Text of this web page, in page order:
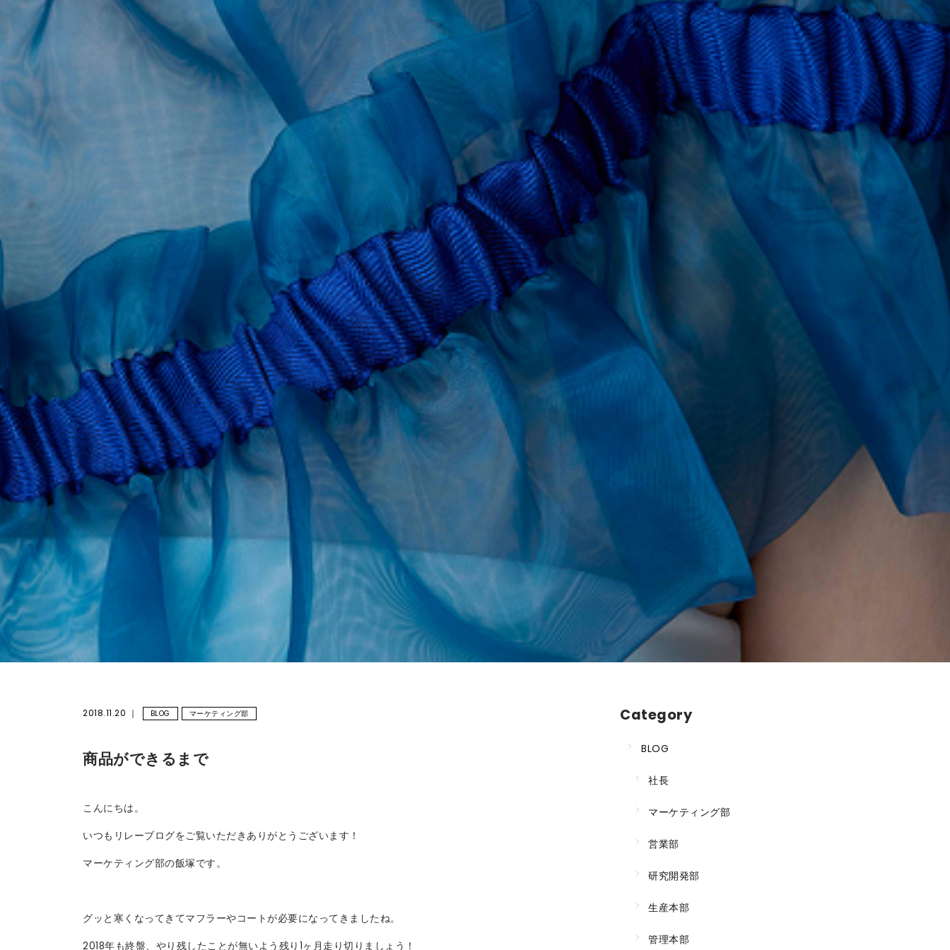
2018.11.20 BLOG マーケティング部
商品ができるまで
こんにちは。
いつもリレーブログをご覧いただきありがとうございます！
マーケティング部の飯塚です。
グッと寒くなってきてマフラーやコートが必要になってきましたね。
2018年も終盤、やり残したことが無いよう残り1ヶ月走り切りましょう！
Category
BLOG
社長
マーケティング部
営業部
研究開発部
生産本部
管理本部